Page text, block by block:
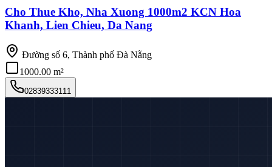
Cho Thue Kho, Nha Xuong 1000m2 KCN Hoa
Khanh, Lien Chieu, Da Nang
Đường số 6, Thành phố Đà Nẵng
1000.00 m²
02839333111